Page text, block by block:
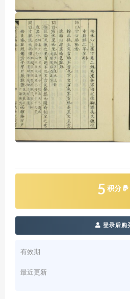
5 积分
登录后购
有效期
最近更新